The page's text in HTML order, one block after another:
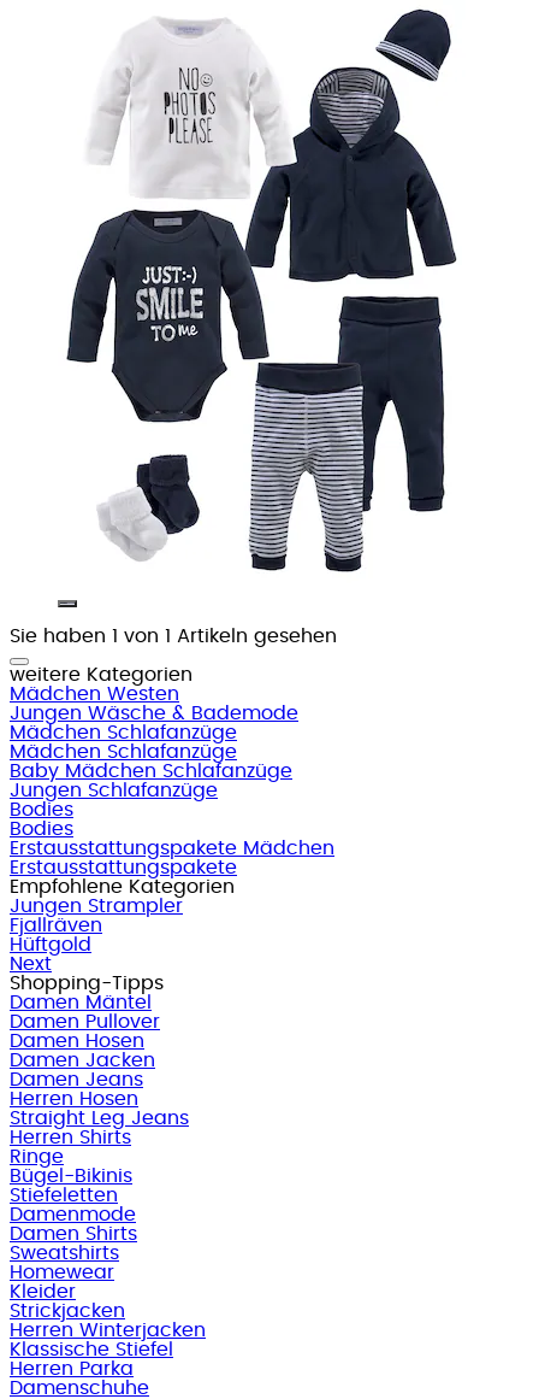
Sie haben 1 von 1 Artikeln gesehen
weitere Kategorien
Mädchen Westen
Jungen Wäsche & Bademode
Mädchen Schlafanzüge
Mädchen Schlafanzüge
Baby Mädchen Schlafanzüge
Jungen Schlafanzüge
Bodies
Bodies
Erstausstattungspakete Mädchen
Erstausstattungspakete
Empfohlene Kategorien
Jungen Strampler
Fjallräven
Hüftgold
Next
Shopping-Tipps
Damen Mäntel
Damen Pullover
Damen Hosen
Damen Jacken
Damen Jeans
Herren Hosen
Straight Leg Jeans
Herren Shirts
Ringe
Bügel-Bikinis
Stiefeletten
Damenmode
Damen Shirts
Sweatshirts
Homewear
Kleider
Strickjacken
Herren Winterjacken
Klassische Stiefel
Herren Parka
Damenschuhe